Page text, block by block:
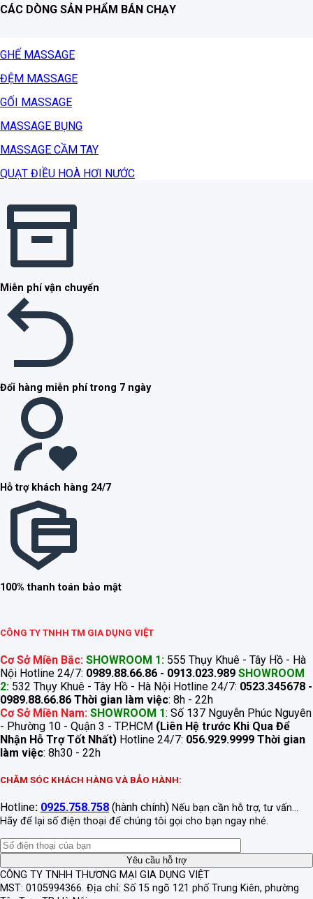
CÁC DÒNG SẢN PHẨM BÁN CHẠY
GHẾ MASSAGE
ĐỆM MASSAGE
GỐI MASSAGE
MASSAGE BỤNG
MASSAGE CẦM TAY
QUẠT ĐIỀU HOÀ HƠI NƯỚC
Miễn phí vận chuyển
Đổi hàng miễn phí trong 7 ngày
Hỗ trợ khách hàng 24/7
100% thanh toán bảo mật
CÔNG TY TNHH TM GIA DỤNG VIỆT
Cơ Sở Miền Bắc: SHOWROOM 1: 555 Thụy Khuê - Tây Hồ - Hà
Nội Hotline 24/7: 0989.88.66.86 - 0913.023.989 SHOWROOM
2: 532 Thụy Khuê - Tây Hồ - Hà Nội Hotline 24/7: 0523.345678 -
0989.88.66.86 Thời gian làm việc: 8h - 22h
Cơ Sở Miền Nam: SHOWROOM 1: Số 137 Nguyễn Phúc Nguyên
- Phường 10 - Quận 3 - TP.HCM (Liên Hệ trước Khi Qua Để
Nhận Hỗ Trợ Tốt Nhất) Hotline 24/7: 056.929.9999 Thời gian
làm việc: 8h30 - 22h
CHĂM SÓC KHÁCH HÀNG VÀ BẢO HÀNH:
Hotline: 0925.758.758 (hành chính) Nếu bạn cần hỗ trợ, tư vấn...
Hãy để lại số điện thoại để chúng tôi gọi cho bạn ngay nhé.
CÔNG TY TNHH THƯƠNG MẠI GIA DỤNG VIỆT
MST: 0105994366. Địa chỉ: Số 15 ngõ 121 phố Trung Kiên, phường